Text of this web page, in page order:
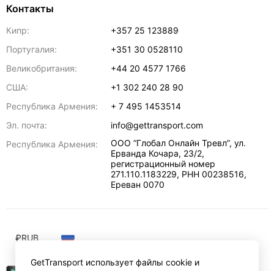
Контакты
Кипр:
+357 25 123889
Португалия:
+351 30 0528110
Великобритания:
+44 20 4577 1766
США:
+1 302 240 28 90
Республика Армения:
+ 7 495 1453514
Эл. почта:
info@gettransport.com
Республика Армения:
ООО “Глобал Онлайн Тревл”, ул.
Ерванда Кочара, 23/2,
регистрационный номер
271.110.1183229, РНН 00238516,
Ереван 0070
₽RUB
GetTransport использует файлы cookie и